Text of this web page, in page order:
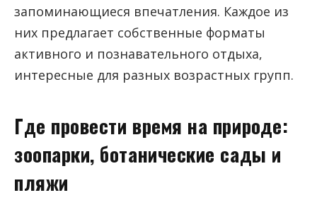
запоминающиеся впечатления. Каждое из
них предлагает собственные форматы
активного и познавательного отдыха,
интересные для разных возрастных групп.
Где провести время на природе:
зоопарки, ботанические сады и
пляжи